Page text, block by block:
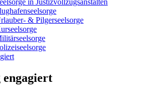
in Justizvollzugsanstalten
& Pilgerseelsorge